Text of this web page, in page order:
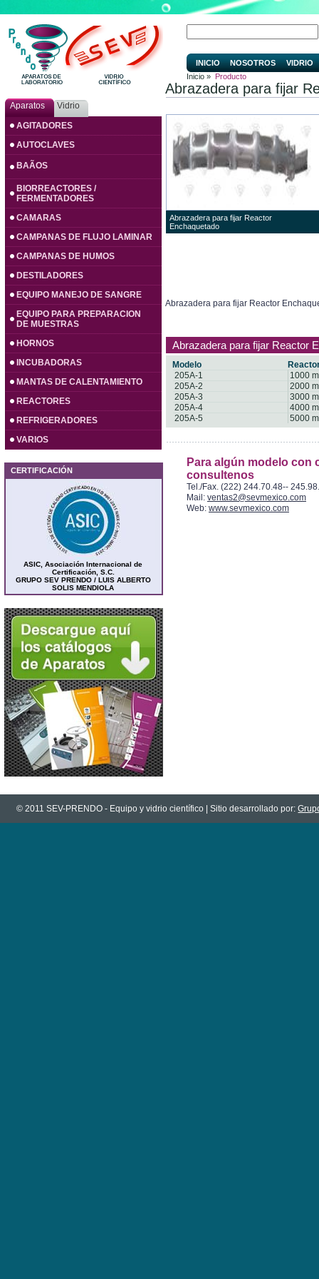
Aparatos
Vidrio
AGITADORES
AUTOCLAVES
BAÃOS
BIORREACTORES /
FERMENTADORES
CAMARAS
CAMPANAS DE FLUJO LAMINAR
CAMPANAS DE HUMOS
DESTILADORES
EQUIPO MANEJO DE SANGRE
EQUIPO PARA PREPARACION
DE MUESTRAS
HORNOS
INCUBADORAS
MANTAS DE CALENTAMIENTO
REACTORES
REFRIGERADORES
VARIOS
CERTIFICACIÓN
ASIC, Asociación Internacional de
Certificación, S.C.
GRUPO SEV PRENDO / LUIS ALBERTO
SOLIS MENDIOLA
INICIO NOSOTROS
VIDRIO
Inicio » Producto
Abrazadera para fijar
Abrazadera para fijar Reactor
Enchaquetado
Abrazadera para fijar Reactor
Abrazadera para fijar Reactor
Modelo
205A-1
1000
205A-2
2000
205A-3
3000
205A-4
4000
205A-5
5000
Para algún modelo con
consultenos
Tel./Fax. (222) 244.70.48--
Mail: ventas2@sevmexico.com
Web: www.sevmexico.com
© 2011 SEV-PRENDO - Equipo y vidrio científico | Sitio desarrollado por: